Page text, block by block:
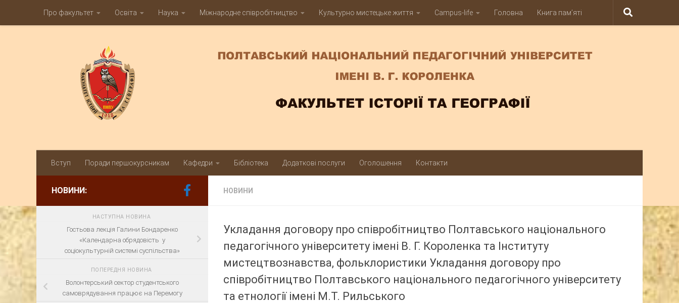
Skip to contentПро факультет Освіта Наука Міжнародне співробітництво Культурно мистецьке життя Campus-life Головна Книга пам’яті
Вступ Поради першокурсникам Кафедри Бібліотека Додаткові послуги Оголошення Контакти
НОВИНИ
Укладання договору про співробітництво Полтавського національного
педагогічного університету імені В. Г. Короленка та Інституту
мистецтвознавства, фольклористики Укладання договору про
співробітництво Полтавського національного педагогічного університету
та етнології імені М.Т. Рильського
НОВИНИ:
НАСТУПНА НОВИНА
Гостьова лекція Галини Бондаренко
«Календарна обрядовість у
соціокультурній системі суспільства»
ПОПЕРЕДНЯ НОВИНА
Волонтерський сектор студентського
самоврядування працює на Перемогу